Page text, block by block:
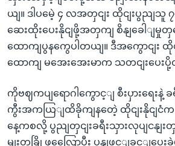
ယျ။ ဒါပမေဲ့ ၄ လအတှငျး ထိုငျးပွညျ
ဆေးထိုးပေးနိုငျဖို့အတှကျ စိနျခေါျ
ထောကျပွနကွေပါတယျ။ ဒီအကွောငျး ထို
ထောကျ မအေးအေးမာက သတငျးပေးပို့
ကိုဗဈကပျရောဂါကွောင့ျ စီးပှားရေးနဲ့ ခ
ကွီးအကယြျထိခိုကျနတေဲ့ ထိုငျးနိုငျငံက
နေ့ကစလို့ ပွညျတှငျးခရီးသှားလုပျငန
မျးတခြို့ဖွလြေော့ပွီး ပွနျဖှင့ျခှင့ျပေး